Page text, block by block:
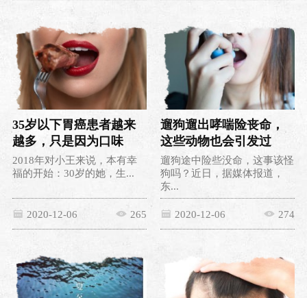
35岁以下胃癌患者越来
越多，只是因为口味
重？
2018年对小王来说，本有幸
福的开始：30岁的她，生...
2020-12-06 265
遛狗遛出哮喘险丧命，
这些动物也会引发过
敏？
遛狗途中险些没命，这事该怪
狗吗？近日，据媒体报道，
东...
2020-12-06 274